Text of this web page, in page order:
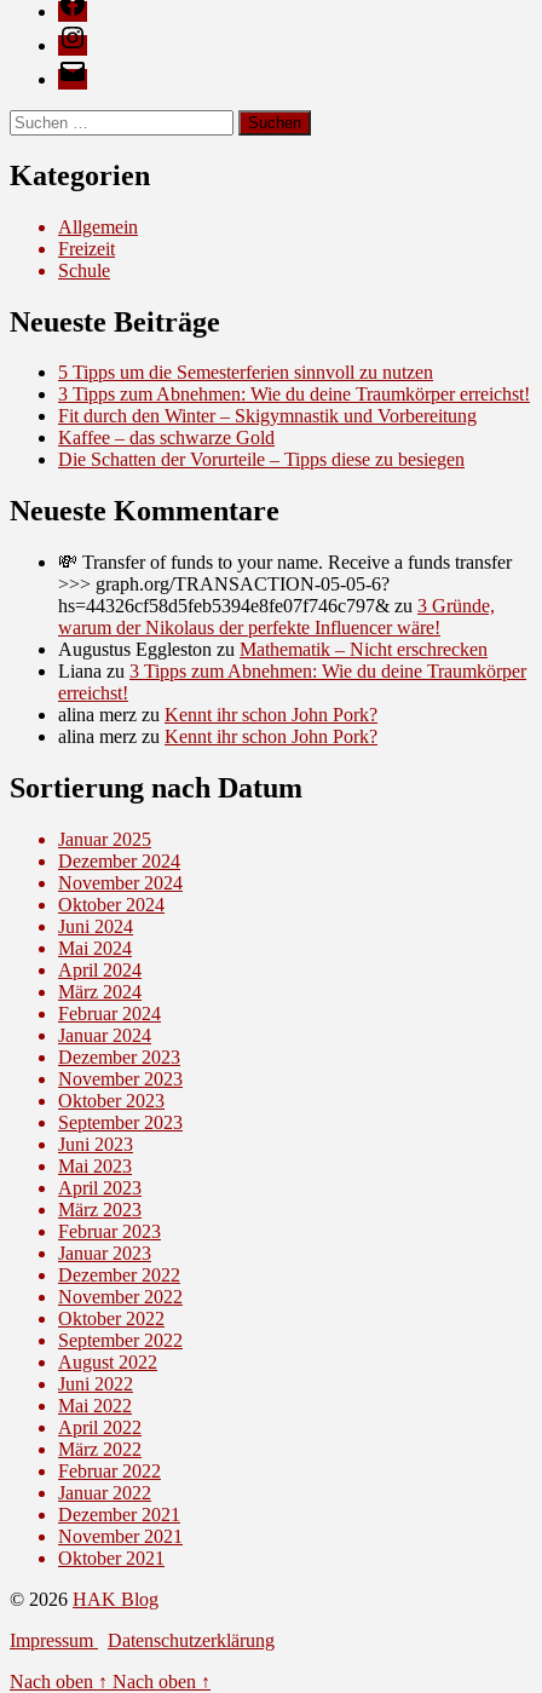
Instagram
E-
Mail
Suche
nach:
Kategorien
Allgemein
Freizeit
Schule
Neueste Beiträge
5 Tipps um die Semesterferien sinnvoll zu nutzen
3 Tipps zum Abnehmen: Wie du deine Traumkörper erreichst!
Fit durch den Winter – Skigymnastik und Vorbereitung
Kaffee – das schwarze Gold
Die Schatten der Vorurteile – Tipps diese zu besiegen
Neueste Kommentare
💸 Transfer of funds to your name. Receive a funds transfer
>>> graph.org/TRANSACTION-05-05-6?
hs=44326cf58d5feb5394e8fe07f746c797& zu 3 Gründe,
warum der Nikolaus der perfekte Influencer wäre!
Augustus Eggleston zu Mathematik – Nicht erschrecken
Liana zu 3 Tipps zum Abnehmen: Wie du deine Traumkörper
erreichst!
alina merz zu Kennt ihr schon John Pork?
alina merz zu Kennt ihr schon John Pork?
Sortierung nach Datum
Januar 2025
Dezember 2024
November 2024
Oktober 2024
Juni 2024
Mai 2024
April 2024
März 2024
Februar 2024
Januar 2024
Dezember 2023
November 2023
Oktober 2023
September 2023
Juni 2023
Mai 2023
April 2023
März 2023
Februar 2023
Januar 2023
Dezember 2022
November 2022
Oktober 2022
September 2022
August 2022
Juni 2022
Mai 2022
April 2022
März 2022
Februar 2022
Januar 2022
Dezember 2021
November 2021
Oktober 2021
© 2026 HAK Blog
Impressum
Datenschutzerklärung
Nach oben ↑ Nach oben ↑